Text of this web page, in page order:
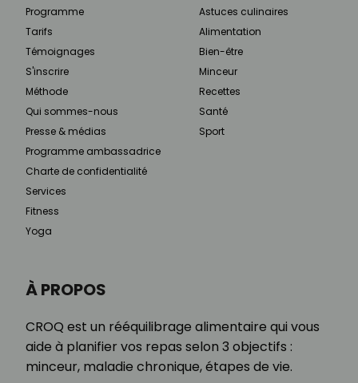
À PROPOS
CROQ est un rééquilibrage alimentaire qui vous
aide à planifier vos repas selon 3 objectifs :
minceur, maladie chronique, étapes de vie.
Programme
Tarifs
Témoignages
S'inscrire
Méthode
Qui sommes-nous
Presse & médias
Programme ambassadrice
Charte de confidentialité
Services
Fitness
Yoga
Astuces culinaires
Alimentation
Bien-être
Minceur
Recettes
Santé
Sport